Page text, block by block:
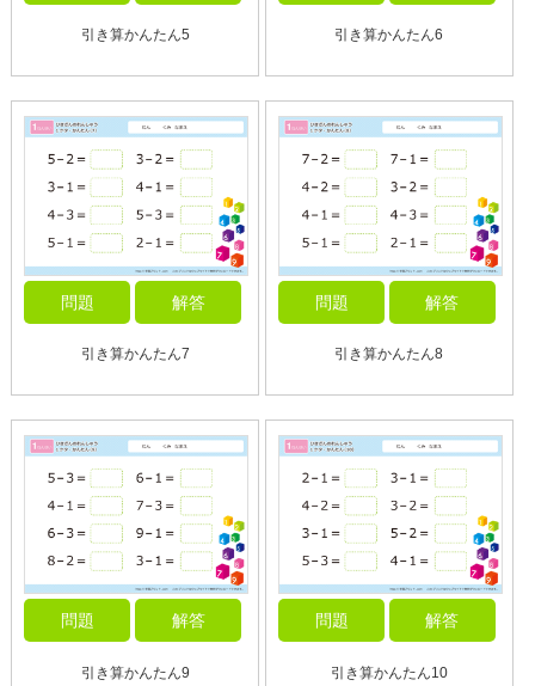
引き算かんたん5 引き算かんたん6
問題 解答
引き算かんたん7
問題 解答
引き算かんたん8
問題 解答
引き算かんたん9
問題 解答
引き算かんたん10